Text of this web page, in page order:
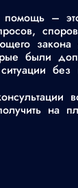
–
закона
были
без
на